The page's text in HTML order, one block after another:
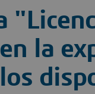
la